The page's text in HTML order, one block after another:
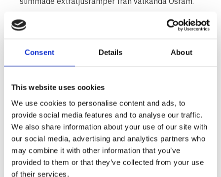
Consent Details About
This website uses cookies
We use cookies to personalise content and ads, to
provide social media features and to analyse our traffic.
We also share information about your use of our site with
our social media, advertising and analytics partners who
may combine it with other information that you’ve
provided to them or that they’ve collected from your use
of their services.
Här har fokus i utveckling varit att få till så tunt
lamphus som möjligt! Bra ljus med endast 38mm
och endast 1.1kg/st tung går den att enkelt hänga
direkt mellan ribborna i grillen t.ex.
Många LED ramper på marknaden benämns
sitta Osram lysdioder inuti men det är då inte
Osram som står bakom produkten till skillnad
från denna premiumprodukt.
Osram SX500 22" LED ramp använder Osrams
mycket välarbetade optik baserat på LFR-